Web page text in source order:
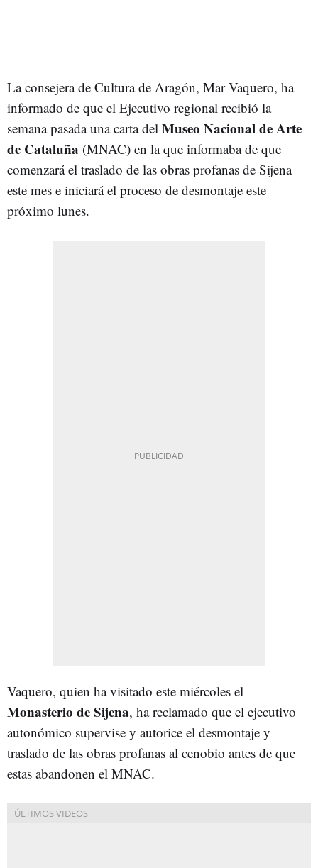
La consejera de Cultura de Aragón, Mar Vaquero, ha
informado de que el Ejecutivo regional recibió la
semana pasada una carta del Museo Nacional de Arte
de Cataluña (MNAC) en la que informaba de que
comenzará el traslado de las obras profanas de Sijena
este mes e iniciará el proceso de desmontaje este
próximo lunes.
Vaquero, quien ha visitado este miércoles el
Monasterio de Sijena, ha reclamado que el ejecutivo
autonómico supervise y autorice el desmontaje y
traslado de las obras profanas al cenobio antes de que
estas abandonen el MNAC.